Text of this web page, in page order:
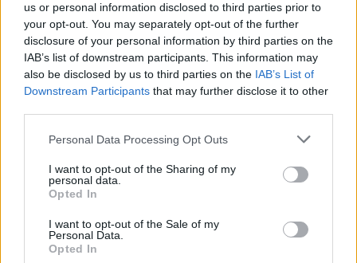
us or personal information disclosed to third parties prior to
your opt-out. You may separately opt-out of the further
disclosure of your personal information by third parties on the
IAB’s list of downstream participants. This information may
also be disclosed by us to third parties on the IAB’s List of
Downstream Participants that may further disclose it to other
Please note that this website/app uses one or more Google
not limited to your visit or usage behaviour. You may click to
grant or deny consent to Google and its third-party tags to
use your data for below specified purposes in below Google
consent section.
Personal Data Processing Opt Outs
I want to opt-out of the Sharing of my
personal data.
Opted In
I want to opt-out of the Sale of my
Personal Data.
Opted In
Kaszparov, az orosz disszidens és az emberi
jogok szószólója az évtizedek során egyike
volt azoknak a magányos hangoknak, akik a
nyugati vezetőket arra figyelmeztették, hogy
ne béküljenek ki Putyinnal.
„A nyugati vezetők ritkán hallgattak az orosz
ellenzéki vezetőkre, és ritkán cselekedtek,
amikor meghallgattak minket. Túl nagy kérés
lenne, ha most az ukrán vezetőkre
hallgatnának?”